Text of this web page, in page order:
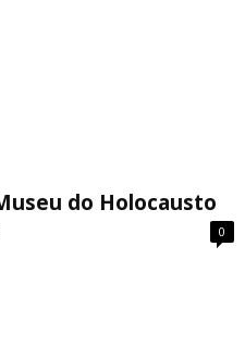
do Holocausto
0